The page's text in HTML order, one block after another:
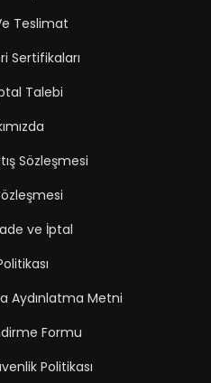
Teslimat
Sertifikaları
Talebi
Sözleşmesi
ve İptal
Aydınlatma Metni
Formu
Politikası